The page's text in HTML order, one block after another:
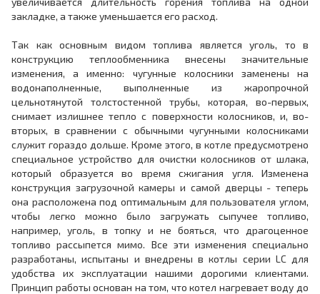
закладке, а также уменьшается его расход.
Так как основным видом топлива является уголь, то в
конструкцию теплообменника внесены значительные
изменения, а именно: чугунные колосники заменены на
водонаполненные, выполненные из жаропрочной
цельнотянутой толстостенной трубы, которая, во-первых,
снимает излишнее тепло с поверхности колосников, и, во-
вторых, в сравнении с обычными чугунными колосниками
служит гораздо дольше. Кроме этого, в котле предусмотрено
специальное устройство для очистки колосников от шлака,
который образуется во время сжигания угля. Изменена
конструкция загрузочной камеры и самой дверцы - теперь
она расположена под оптимальным для пользователя углом,
чтобы легко можно было загружать сыпучее топливо,
например, уголь, в топку и не бояться, что драгоценное
топливо рассыпется мимо. Все эти изменения специально
разработаны, испытаны и внедрены в котлы серии LC для
удобства их эксплуатации нашими дорогими клиентами.
Принцип работы основан на том, что котел нагревает воду до